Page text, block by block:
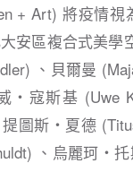
+ Art) 將疫情視
安區複合式美學
、貝爾曼
寇斯基 (Uwe
圖斯・夏德
、烏麗珂・